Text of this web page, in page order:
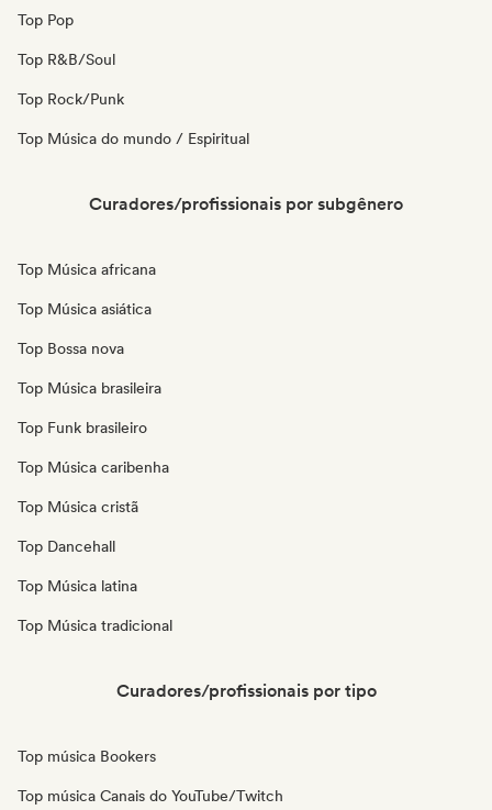
Top Pop
Top R&B/Soul
Top Rock/Punk
Top Música do mundo / Espiritual
Curadores/profissionais por subgênero
Top Música africana
Top Música asiática
Top Bossa nova
Top Música brasileira
Top Funk brasileiro
Top Música caribenha
Top Música cristã
Top Dancehall
Top Música latina
Top Música tradicional
Curadores/profissionais por tipo
Top música Bookers
Top música Canais do YouTube/Twitch